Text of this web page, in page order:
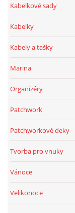
Kabelkové sady
Kabelky
Kabely a tašky
Marina
Organizéry
Patchwork
Patchworkové deky
Tvorba pro vnuky
Vánoce
Velikonoce